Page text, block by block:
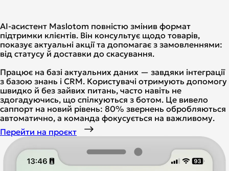
AI-асистент Maslotom повністю змінив формат
підтримки клієнтів. Він консультує щодо товарів,
показує актуальні акції та допомагає з замовленнями:
від статусу й доставки до скасування.
Працює на базі актуальних даних — завдяки інтеграції
з базою знань і CRM. Користувачі отримують допомогу
швидко й без зайвих питань, часто навіть не
здогадуючись, що спілкуються з ботом. Це вивело
саппорт на новий рівень: 80% звернень обробляються
автоматично, а команда фокусується на важливому.
Перейти на проєкт